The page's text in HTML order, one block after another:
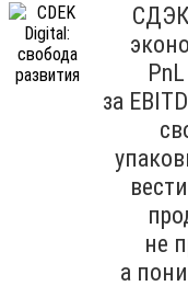
за
не
а